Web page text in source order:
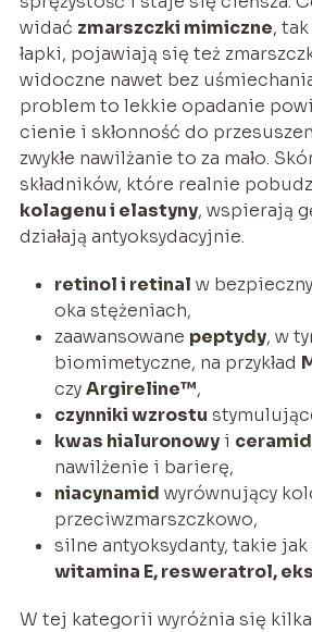
widać zmarszczki mimiczne,
łapki, pojawiają się też
widoczne nawet bez
problem to lekkie opadanie
cienie i skłonność do
zwykłe nawilżanie to za mało.
składników, które realnie
kolagenu i elastyny, wspierają
działają antyoksydacyjnie.
retinol i retinal w
oka stężeniach,
zaawansowane peptydy, w
biomimetyczne, na przykład
czyArgireline™,
czynniki wzrostu
kwas hialuronowyi
nawilżenie i barierę,
niacynamid wyrównujący
przeciwzmarszczkowo,
silne antyoksydanty, takie jak
witamina E, resweratrol,
W tej kategorii wyróżnia się